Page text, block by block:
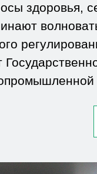
здоровья,